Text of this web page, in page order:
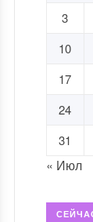
3
10
17
24
31
« Июл